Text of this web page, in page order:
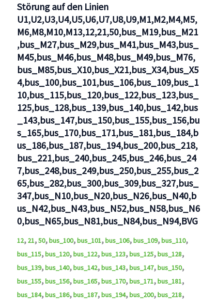
Störung auf den Linien
U1,U2,U3,U4,U5,U6,U7,U8,U9,M1,M2,M4,M5,
M6,M8,M10,M13,12,21,50,bus_M19,bus_M21
,bus_M27,bus_M29,bus_M41,bus_M43,bus_
M45,bus_M46,bus_M48,bus_M49,bus_M76,
bus_M85,bus_X10,bus_X21,bus_X34,bus_X5
4,bus_100,bus_101,bus_106,bus_109,bus_1
10,bus_115,bus_120,bus_122,bus_123,bus_
125,bus_128,bus_139,bus_140,bus_142,bus
_143,bus_147,bus_150,bus_155,bus_156,bu
s_165,bus_170,bus_171,bus_181,bus_184,b
us_186,bus_187,bus_194,bus_200,bus_218,
bus_221,bus_240,bus_245,bus_246,bus_24
7,bus_248,bus_249,bus_250,bus_255,bus_2
65,bus_282,bus_300,bus_309,bus_327,bus_
347,bus_N10,bus_N20,bus_N26,bus_N40,b
us_N42,bus_N43,bus_N52,bus_N58,bus_N6
0,bus_N65,bus_N81,bus_N84,bus_N94,BVG
12, 21,50,bus_100,bus_101,bus_106,bus_109,bus_110,
bus_115,bus_120,bus_122,bus_123,bus_125,bus_128,
bus_139,bus_140,bus_142,bus_143,bus_147,bus_150,
bus_155,bus_156,bus_165,bus_170,bus_171,bus_181,
bus_184,bus_186,bus_187,bus_194,bus_200,bus_218,